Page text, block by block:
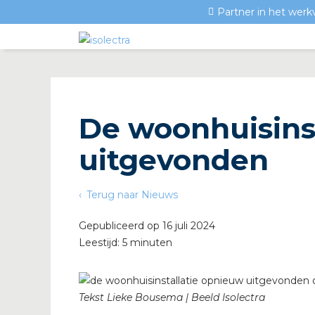
De
uitgevonden
Terug naar Nieuws
Gepubliceerd op 16 juli 2024
Leestijd: 5 minuten
Tekst Lieke Bousema | Beeld Isolectra
Partner in het